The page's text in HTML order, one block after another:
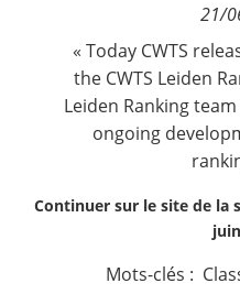
21/
« Today CWTS
the CWTS Leiden
Leiden Ranking
ongoing
Continuer sur le site de la
Mots-clés :